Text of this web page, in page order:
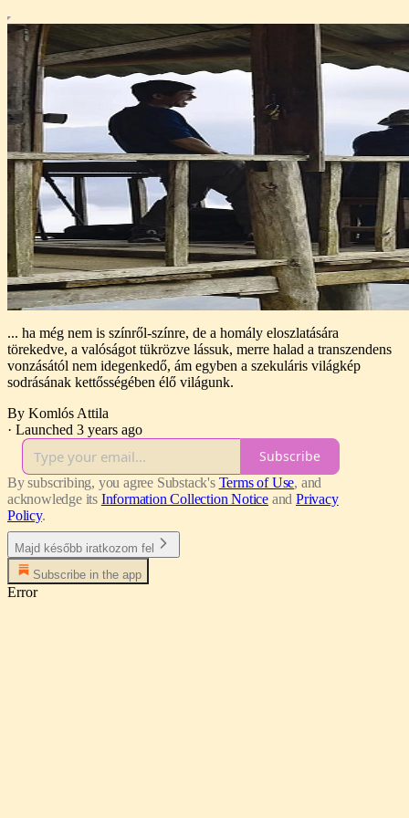
... ha még nem is színről-színre, de a homály eloszlatására
törekedve, a valóságot tükrözve lássuk, merre halad a transzendens
vonzásától nem idegenkedő, ám egyben a szekuláris világkép
sodrásának kettősségében élő világunk.
By Komlós Attila
· Launched 3 years ago
Subscribe
By subscribing, you agree Substack's Terms of Use, and
acknowledge its Information Collection Notice and Privacy
Policy.
Majd később iratkozom fel
Subscribe in the app
Error